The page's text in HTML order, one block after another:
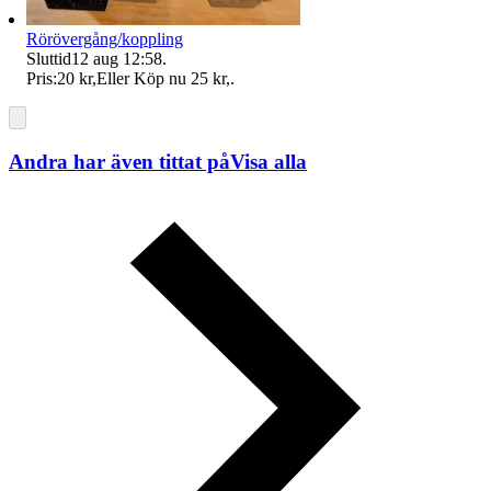
Rörövergång/koppling
Sluttid12 aug 12:58.
Pris:20 kr,Eller Köp nu 25 kr,.
Andra har även tittat påVisa alla